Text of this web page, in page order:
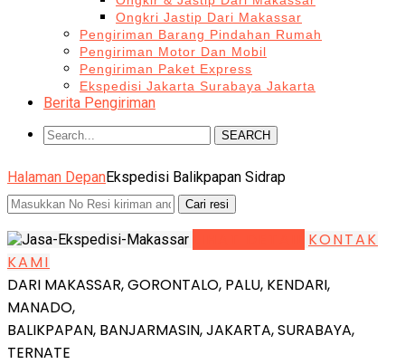
Ongkri Jastip Dari Makassar
Pengiriman Barang Pindahan Rumah
Pengiriman Motor Dan Mobil
Pengiriman Paket Express
Ekspedisi Jakarta Surabaya Jakarta
Berita Pengiriman
SEARCH
Halaman DepanEkspedisi Balikpapan Sidrap
KONTAK
KAMI
DARI MAKASSAR, GORONTALO, PALU, KENDARI,
MANADO,
BALIKPAPAN, BANJARMASIN, JAKARTA, SURABAYA,
TERNATE